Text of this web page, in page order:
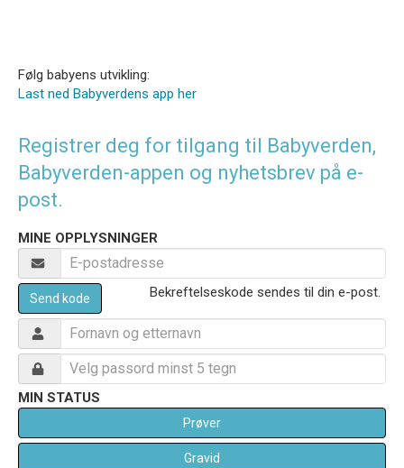
Følg babyens utvikling:
Last ned Babyverdens app her
Registrer deg for tilgang til Babyverden,
Babyverden-appen og nyhetsbrev på e-
post.
MINE OPPLYSNINGER
Send kode Bekreftelseskode sendes til din e-post.
MIN STATUS
Prøver
Gravid